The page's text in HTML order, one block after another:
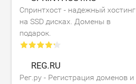
Спринтхост - надежный хостинг
на SSD дисках. Домены в
подарок.
REG.RU
Рег.ру - Регистрация доменов и